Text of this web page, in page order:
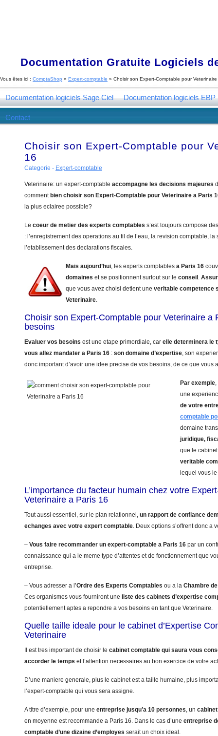
Documentation Gratuite Logiciels
Vous êtes ici : ComptaShop » Expert-comptable » Choisir son Expert-Comptable pour
Documentation logiciels Sage Ciel Documentation logiciels EBP
Contact
Choisir son Expert-Comptable pour
16
Categorie - Expert-comptable
Veterinaire: un expert-comptable accompagne les decisions majeures
comment bien choisir son Expert-Comptable pour Veterinaire a Paris
la plus eclairee possible?
Le coeur de metier des experts comptables s’est toujours compose
: l’enregistrement des operations au fil de l’eau, la revision comptable, la
l’etablissement des declarations fiscales.
Mais aujourd’hui, les experts comptables a Paris 16
domaines et se positionnent surtout sur le conseil .
que vous avez choisi detient une veritable competence
Veterinaire.
Choisir son Expert-Comptable pour Veterinaire a
besoins
Evaluer vos besoins est une etape primordiale, car elle determinera le
vous allez mandater a Paris 16 : son domaine d’expertise, son
donc important d’avoir une idee precise de vos besoins, de ce que vous
Par exemple
une
de votre
comptable
domaine
juridique,
que le
veritable
lequel vous
L’importance du facteur humain chez votre
Veterinaire a Paris 16
Tout aussi essentiel, sur le plan relationnel, un rapport de confiance
echanges avec votre expert comptable. Deux options s’offrent donc a
– Vous faire recommander un expert-comptable a Paris 16 par un
connaissance qui a le meme type d’attentes et de fonctionnement que
entreprise.
– Vous adresser a l’Ordre des Experts Comptables ou a la Chambre
Ces organismes vous fourniront une liste des cabinets d’expertise
potentiellement aptes a repondre a vos besoins en tant que Veterinaire.
Quelle taille ideale pour le cabinet d’Expertise
Veterinaire
Il est tres important de choisir le cabinet comptable qui saura vous
accorder le temps et l’attention necessaires au bon exercice de votre
D’une maniere generale, plus le cabinet est a taille humaine, plus
l’expert-comptable qui vous sera assigne.
A titre d’exemple, pour une entreprise jusqu’a 10 personnes, un
en moyenne est recommande a Paris 16. Dans le cas d’une entreprise
comptable d’une dizaine d’employes serait un choix ideal.